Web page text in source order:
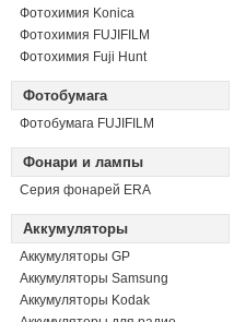
Фотохимия Konica
Фотохимия FUJIFILM
Фотохимия Fuji Hunt
Фотобумага
Фотобумага FUJIFILM
Фонари и лампы
Серия фонарей ERA
Аккумуляторы
Аккумуляторы GP
Аккумуляторы Samsung
Аккумуляторы Kodak